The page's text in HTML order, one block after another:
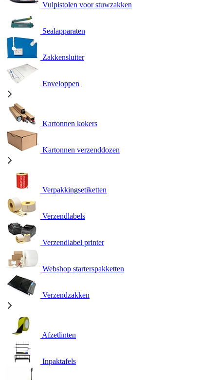
Vulpistolen voor stuwzakken
Sealapparaten
Zakkensluiter
Enveloppen
Kartonnen kokers
Kartonnen verzenddozen
Verpakkingsetiketten
Verzendlabels
Verzendlabel printer
Webshop starterspakketten
Verzendzakken
Afzetlinten
Inpaktafels